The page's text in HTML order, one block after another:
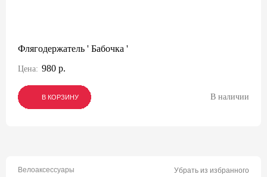
Флягодержатель ' Бабочка '
Цена: 980 р.
В КОРЗИНУ
В КОРЗИНУ
В КОРЗИНУ В наличии
Велоаксессуары Убрать из избранного